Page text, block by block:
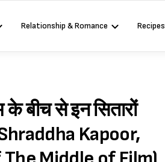
Relationship & Romance Recipes
बीच से इन सितारों
Kapoor,